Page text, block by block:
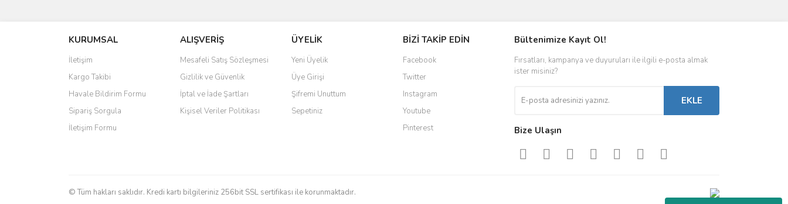
Ürün resmi kalitesiz, bozuk veya görüntülenemiyor.
Ürün açıklamasında eksik bilgiler bulunuyor.
Ürün bilgilerinde hatalar bulunuyor.
Ürün fiyatı diğer sitelerden daha pahalı.
Bu ürüne benzer farklı alternatifler olmalı.
KURUMSAL
İletişim
Kargo Takibi
Havale Bildirim Formu
Sipariş Sorgula
İletişim Formu
ALIŞVERİŞ
Mesafeli Satış Sözleşmesi
Gizlilik ve Güvenlik
İptal ve İade Şartları
Kişisel Veriler Politikası
ÜYELİK
Yeni Üyelik
Üye Girişi
Şifremi Unuttum
Sepetiniz
BİZİ TAKİP EDİN
Facebook
Twitter
Instagram
Youtube
Pinterest
Bültenimize Kayıt Ol!
Fırsatları, kampanya ve duyuruları ile ilgili e-posta almak
ister misiniz?
EKLE
Bize Ulaşın
© Tüm hakları saklıdır. Kredi kartı bilgileriniz 256bit SSL sertifikası ile korunmaktadır.